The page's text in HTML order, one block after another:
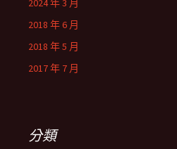
2024 年 3 月
2018 年 6 月
2018 年 5 月
2017 年 7 月
分類